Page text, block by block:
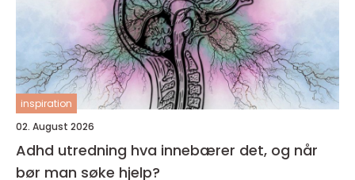
inspiration
02. August 2026
Adhd utredning hva innebærer det, og når
bør man søke hjelp?